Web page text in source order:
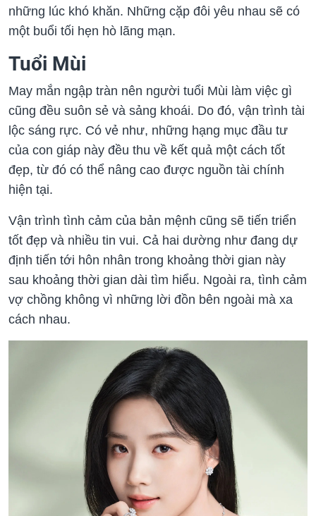
những lúc khó khăn. Những cặp đôi yêu nhau sẽ có
một buổi tối hẹn hò lãng mạn.
Tuổi Mùi
May mắn ngập tràn nên người tuổi Mùi làm việc gì
cũng đều suôn sẻ và sảng khoái. Do đó, vận trình tài
lộc sáng rực. Có vẻ như, những hạng mục đầu tư
của con giáp này đều thu về kết quả một cách tốt
đẹp, từ đó có thể nâng cao được nguồn tài chính
hiện tại.
Vận trình tình cảm của bản mệnh cũng sẽ tiến triển
tốt đẹp và nhiều tin vui. Cả hai dường như đang dự
định tiến tới hôn nhân trong khoảng thời gian này
sau khoảng thời gian dài tìm hiểu. Ngoài ra, tình cảm
vợ chồng không vì những lời đồn bên ngoài mà xa
cách nhau.